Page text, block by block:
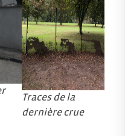
Traces de la
dernière crue